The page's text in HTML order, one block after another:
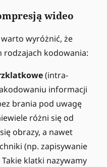
wideo
wyróżnić, że
rodzajach kodowania:
(intra-
informacji
brania pod uwagę
różni się od
obrazy, a nawet
(np. zapisywanie
klatki nazywamy